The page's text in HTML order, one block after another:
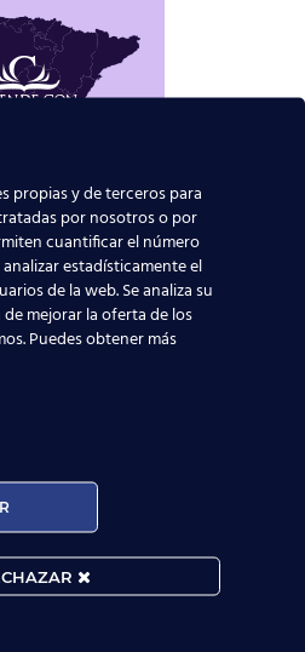
propias y de terceros para
por nosotros o por
cuantificar el número
estadísticamente el
de la web. Se analiza su
mejorar la oferta de los
Puedes obtener más